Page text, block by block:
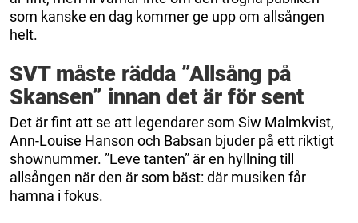
som kanske en dag kommer ge upp om allsången
helt.
SVT måste rädda ”Allsång på
Skansen” innan det är för sent
Det är fint att se att legendarer som Siw Malmkvist,
Ann-Louise Hanson och Babsan bjuder på ett riktigt
shownummer. ”Leve tanten” är en hyllning till
allsången när den är som bäst: där musiken får
hamna i fokus.